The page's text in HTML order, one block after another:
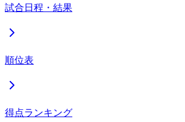
試合日程・結果
順位表
得点ランキング